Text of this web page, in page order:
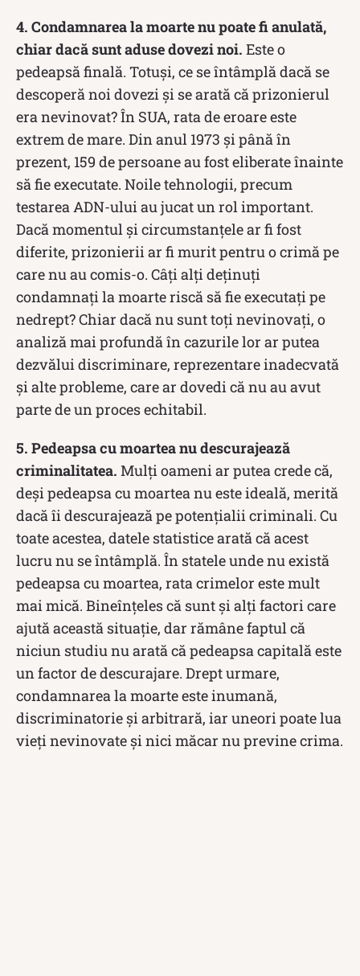
4. Condamnarea la moarte nu poate fi anulată,
chiar dacă sunt aduse dovezi noi. Este o
pedeapsă finală. Totuși, ce se întâmplă dacă se
descoperă noi dovezi și se arată că prizonierul
era nevinovat? În SUA, rata de eroare este
extrem de mare. Din anul 1973 și până în
prezent, 159 de persoane au fost eliberate înainte
să fie executate. Noile tehnologii, precum
testarea ADN-ului au jucat un rol important.
Dacă momentul și circumstanțele ar fi fost
diferite, prizonierii ar fi murit pentru o crimă pe
care nu au comis-o. Câți alți deținuți
condamnați la moarte riscă să fie executați pe
nedrept? Chiar dacă nu sunt toți nevinovați, o
analiză mai profundă în cazurile lor ar putea
dezvălui discriminare, reprezentare inadecvată
și alte probleme, care ar dovedi că nu au avut
parte de un proces echitabil.
5. Pedeapsa cu moartea nu descurajează
criminalitatea. Mulți oameni ar putea crede că,
deși pedeapsa cu moartea nu este ideală, merită
dacă îi descurajează pe potențialii criminali. Cu
toate acestea, datele statistice arată că acest
lucru nu se întâmplă. În statele unde nu există
pedeapsa cu moartea, rata crimelor este mult
mai mică. Bineînțeles că sunt și alți factori care
ajută această situație, dar rămâne faptul că
niciun studiu nu arată că pedeapsa capitală este
un factor de descurajare. Drept urmare,
condamnarea la moarte este inumană,
discriminatorie și arbitrară, iar uneori poate lua
vieți nevinovate și nici măcar nu previne crima.